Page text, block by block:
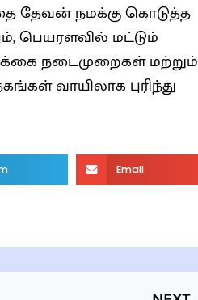
தேவன் நமக்கு கொடுத்த
பெயரளவில் மட்டும்
நடைமுறைகள் மற்றும்
வாயிலாக புரிந்து
Email